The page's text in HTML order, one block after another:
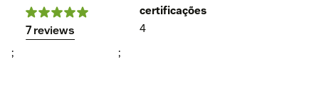
7 reviews
certificações
4
; ;